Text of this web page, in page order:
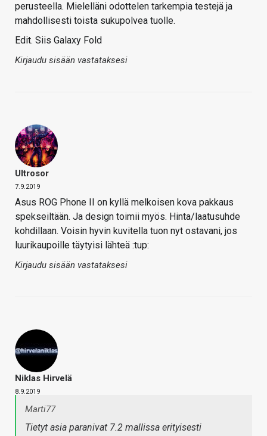
perusteella. Mielelläni odottelen tarkempia testejä ja
mahdollisesti toista sukupolvea tuolle.
Edit. Siis Galaxy Fold
Kirjaudu sisään vastataksesi
Ultrosor
7.9.2019
Asus ROG Phone II on kyllä melkoisen kova pakkaus
spekseiltään. Ja design toimii myös. Hinta/laatusuhde
kohdillaan. Voisin hyvin kuvitella tuon nyt ostavani, jos
luurikaupoille täytyisi lähteä :tup:
Kirjaudu sisään vastataksesi
Niklas Hirvelä
8.9.2019
Marti77
Tietyt asia paranivat 7.2 mallissa erityisesti